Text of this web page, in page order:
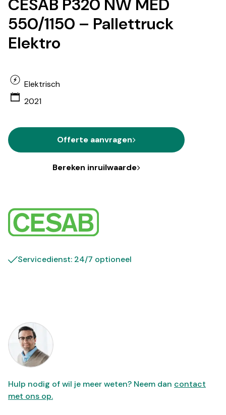
CESAB P320 NW MED
550/1150 – Pallettruck
Elektro
Elektrisch
2021
Offerte aanvragen
Bereken inruilwaarde
Servicedienst: 24/7 optioneel
Hulp nodig of wil je meer weten? Neem dan contact
met ons op.